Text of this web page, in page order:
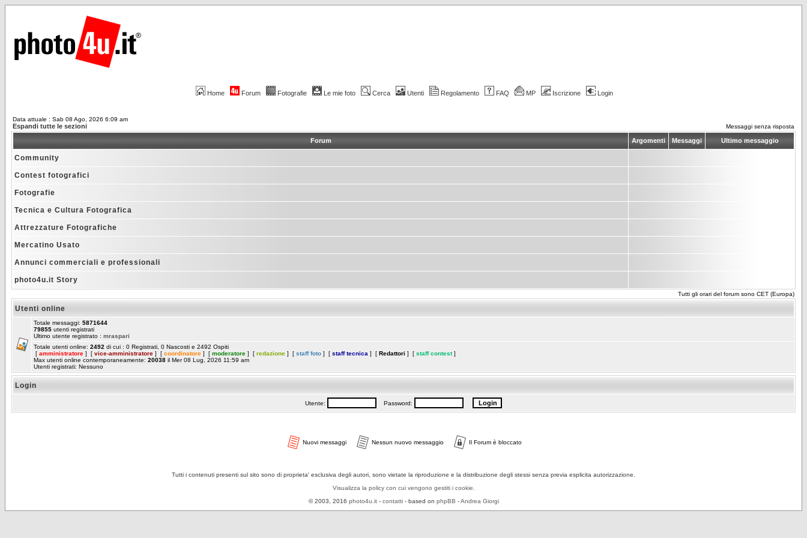
Home Forum Fotografie Le mie foto Cerca Utenti Regolamento FAQ MP Iscrizione Login
Data attuale : Sab 08 Ago, 2026 6:09 am
Espandi tutte le sezioni Messaggi senza risposta
Forum Argomenti Messaggi Ultimo messaggio
Community
Contest fotografici
Fotografie
Tecnica e Cultura Fotografica
Attrezzature Fotografiche
Mercatino Usato
Annunci commerciali e professionali
photo4u.it Story
Tutti gli orari del forum sono CET (Europa)
Utenti online
Totale messaggi: 5871644
79855 utenti registrati
Ultimo utente registrato : mraspari
Totale utenti online: 2492 di cui : 0 Registrati, 0 Nascosti e 2492 Ospiti
[ amministratore ] [ vice-amministratore ] [ coordinatore ] [ moderatore ] [ redazione ] [ staff foto ] [ staff tecnica ] [ Redattori ] [ staff contest]
Max utenti online contemporaneamente: 20038 il Mer 08 Lug, 2026 11:59 am
Utenti registrati: Nessuno
Login
Utente: Password:
Nuovi messaggi Nessun nuovo messaggio Il Forum è bloccato
Tutti i contenuti presenti sul sito sono di proprieta' esclusiva degli autori, sono vietate la riproduzione e la distribuzione degli stessi senza previa esplicita autorizzazione.
Visualizza la policy con cui vengono gestiti i cookie.
© 2003, 2016 photo4u.it- contatti- based on phpBB -Andrea Giorgi